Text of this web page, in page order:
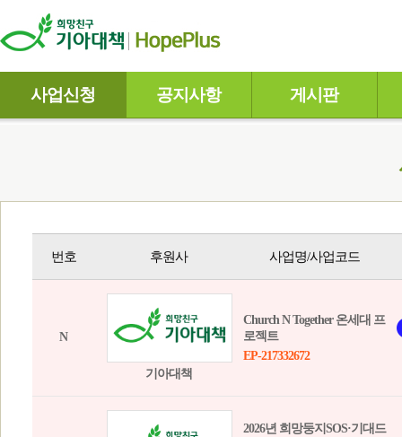
사업신청 공지사항 게시판
번호 후원사 사업명/사업코드
N
기아대책
Church N Together 온세대 프
로젝트
EP-217332672
2026년 희망둥지SOS·기대드